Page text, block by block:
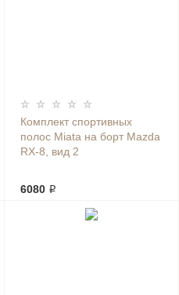
Комплект спортивных
полос Miata на борт Mazda
RX-8, вид 2
6080 ₽